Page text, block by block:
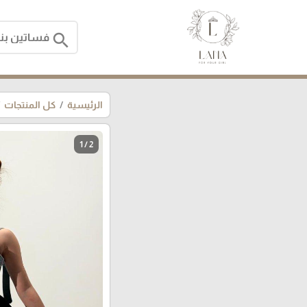
search
الرئيسية كل المنتجات
1 / 2